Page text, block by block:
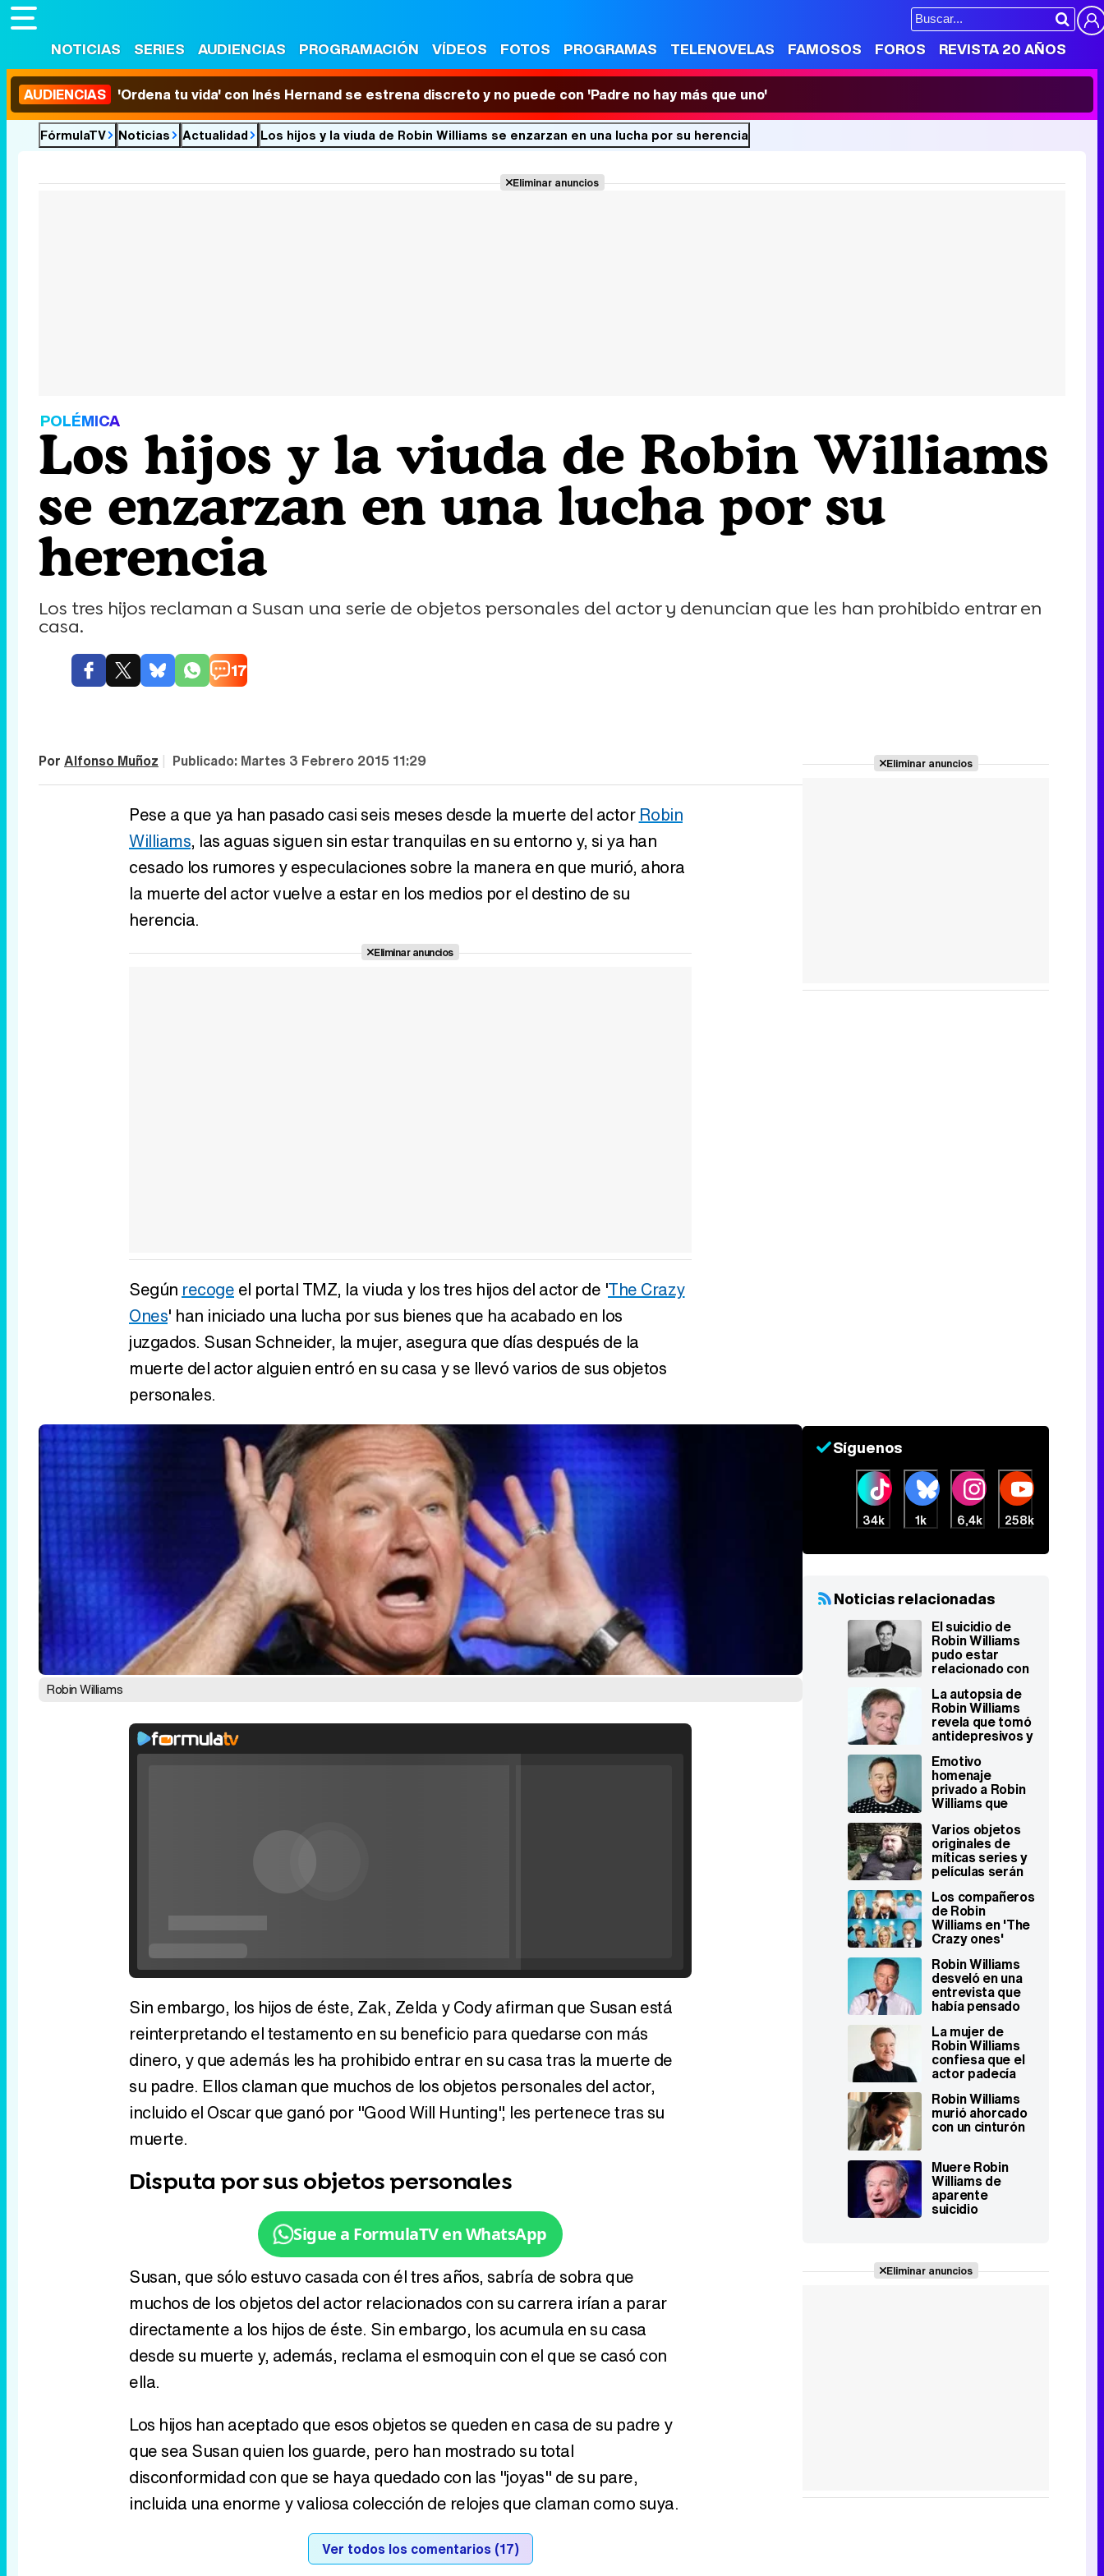
NOTICIAS SERIES AUDIENCIAS PROGRAMACIÓN VÍDEOS FOTOS PROGRAMAS TELENOVELAS FAMOSOS FOROS REVISTA 20 AÑOS
AUDIENCIAS 'Ordena tu vida' con Inés Hernand se estrena discreto y no puede con 'Padre no hay más que uno'
FórmulaTV Noticias Actualidad Los hijos y la viuda de Robin Williams se enzarzan en una lucha por su herencia
Eliminar anuncios
POLÉMICA
Los hijos y la viuda de Robin Williams
se enzarzan en una lucha por su
herencia
Los tres hijos reclaman a Susan una serie de objetos personales del actor y denuncian que les han prohibido entrar en
casa.
17
Por Alfonso Muñoz | Publicado: Martes 3 Febrero 2015 11:29
Pese a que ya han pasado casi seis meses desde la muerte del actor Robin
Williams, las aguas siguen sin estar tranquilas en su entorno y, si ya han
cesado los rumores y especulaciones sobre la manera en que murió, ahora
la muerte del actor vuelve a estar en los medios por el destino de su
herencia.
Eliminar anuncios
Según recoge el portal TMZ, la viuda y los tres hijos del actor de 'The Crazy
Ones' han iniciado una lucha por sus bienes que ha acabado en los
juzgados. Susan Schneider, la mujer, asegura que días después de la
muerte del actor alguien entró en su casa y se llevó varios de sus objetos
personales.
Robin Williams
Pause
Seek
SeekUnmute
Sin embargo, los hijos de éste, Zak, Zelda y Cody afirman que Susan está
reinterpretando el testamento en su beneficio para quedarse con más
dinero, y que además les ha prohibido entrar en su casa tras la muerte de
su padre. Ellos claman que muchos de los objetos personales del actor,
incluido el Oscar que ganó por "Good Will Hunting", les pertenece tras su
muerte.
Disputa por sus objetos personales
Sigue a FormulaTV en WhatsApp
Susan, que sólo estuvo casada con él tres años, sabría de sobra que
muchos de los objetos del actor relacionados con su carrera irían a parar
directamente a los hijos de éste. Sin embargo, los acumula en su casa
desde su muerte y, además, reclama el esmoquin con el que se casó con
ella.
Los hijos han aceptado que esos objetos se queden en casa de su padre y
que sea Susan quien los guarde, pero han mostrado su total
disconformidad con que se haya quedado con las "joyas" de su pare,
incluida una enorme y valiosa colección de relojes que claman como suya.
Ver todos los comentarios (17)
Eliminar anuncios
Síguenos
34k 1k 6,4k 258k
Noticias relacionadas
El suicidio de
Robin Williams
pudo estar
relacionado con
degenerativa
La autopsia de
Robin Williams
revela que tomó
antidepresivos y
cafeína antes de
suicidarse
Emotivo
homenaje
privado a Robin
Williams que
contó, entre
otros, con Billy
Cristal, Ben
Stiller o George
Lucas
Varios objetos
originales de
míticas series y
películas serán
subastados en
octubre
Los compañeros
de Robin
Williams en 'The
Crazy ones'
hablan de cómo
vieron al actor
los últimos días
de rodaje
Robin Williams
desveló en una
entrevista que
había pensado
suicidarse
La mujer de
Robin Williams
confiesa que el
actor padecía
Parkinson
Robin Williams
murió ahorcado
con un cinturón
Muere Robin
Williams de
aparente
suicidio
Eliminar anuncios